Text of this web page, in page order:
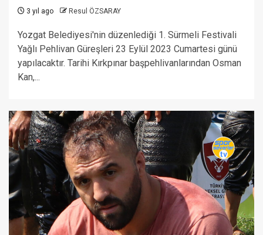
3 yıl ago Resul ÖZSARAY
Yozgat Belediyesi'nin düzenlediği 1. Sürmeli Festivali
Yağlı Pehlivan Güreşleri 23 Eylül 2023 Cumartesi günü
yapılacaktır. Tarihi Kırkpınar başpehlivanlarından Osman
Kan,...